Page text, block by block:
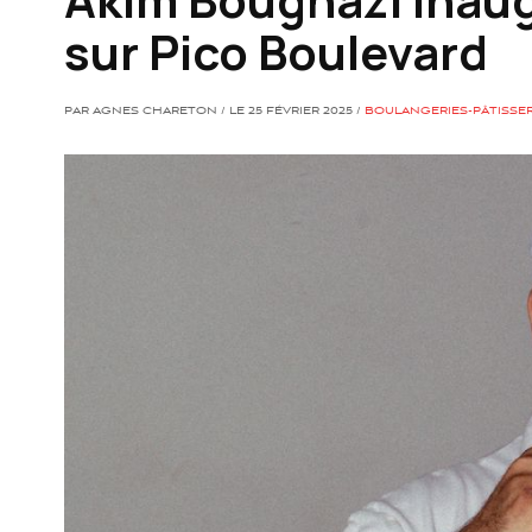
sur Pico Boulevard
PAR AGNES CHARETON / LE 25 FÉVRIER 2025 / BOULANGERIES-